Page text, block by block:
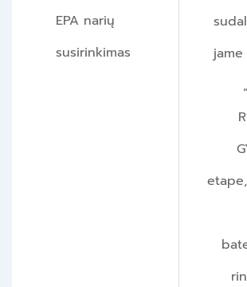
įrašų
EPA narių
susirinkimas